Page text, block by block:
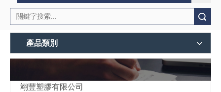
產品類別
翊豐塑膠有限公司